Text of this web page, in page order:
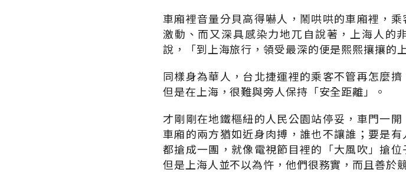
車廂裡音量分貝高得嚇人，鬧哄哄的車廂裡，
激動、而又深具感染力地兀自說著，上海人的
說，「到上海旅行，領受最深的便是熙熙攘攘的
同樣身為華人，台北捷運裡的乘客不管再怎麼
但是在上海，很難與旁人保持「安全距離」。
才剛剛在地鐵樞紐的人民公園站停妥，車門一
車廂的兩方猶如近身肉搏，誰也不讓誰；要是
都搶成一團，就像電視節目裡的「大風吹」搶
但是上海人並不以為忤，他們很務實，而且善於